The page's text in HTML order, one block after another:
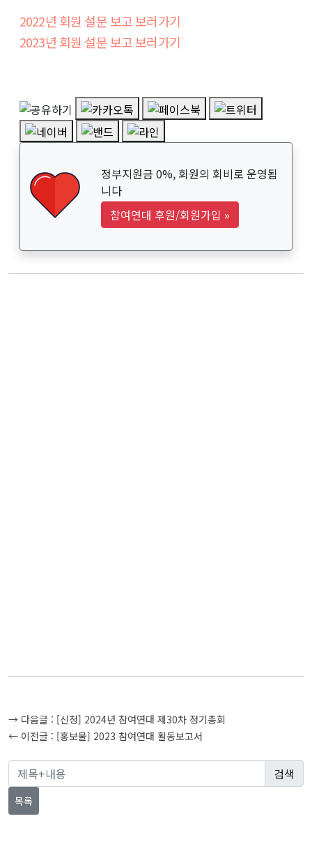
2022년 회원 설문 보고 보러가기
2023년 회원 설문 보고 보러가기
정부지원금 0%, 회원의 회비로 운영됩
니다
참여연대 후원/회원가입 »
글
탐
색
→ 다음글 : [신청] 2024년 참여연대 제30차 정기총회
← 이전글 : [홍보물] 2023 참여연대 활동보고서
목록